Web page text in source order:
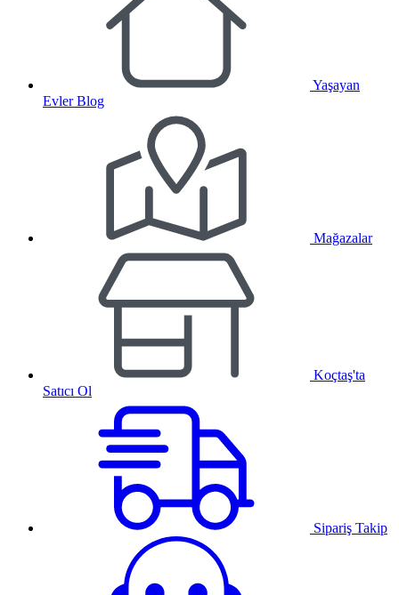
Yaşayan
Evler Blog
Mağazalar
Koçtaş'ta
Satıcı Ol
Sipariş Takip